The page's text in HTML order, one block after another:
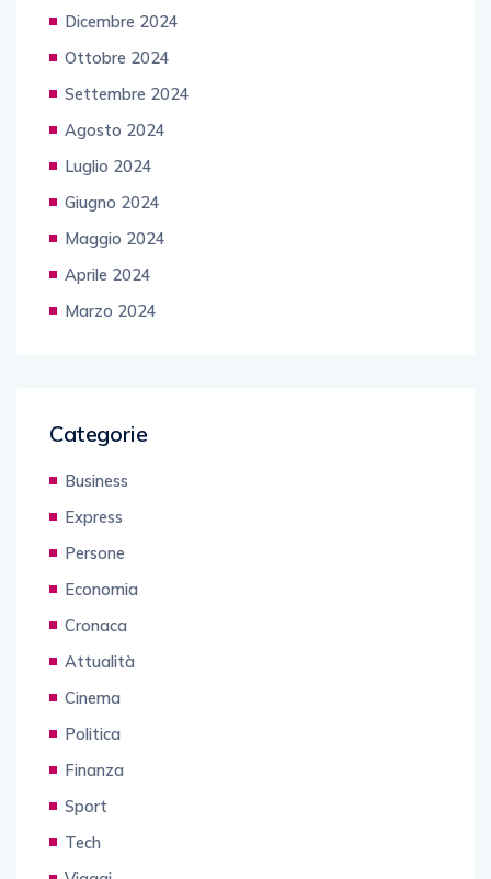
Dicembre 2024
Ottobre 2024
Settembre 2024
Agosto 2024
Luglio 2024
Giugno 2024
Maggio 2024
Aprile 2024
Marzo 2024
Categorie
Business
Express
Persone
Economia
Cronaca
Attualità
Cinema
Politica
Finanza
Sport
Tech